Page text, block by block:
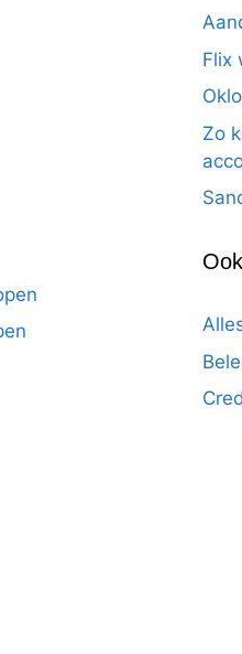
Flix
Zo